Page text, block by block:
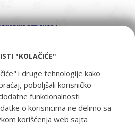
ljubimci zaslužuju samo najbolje -
i hrana za kućne ljubimce Beograd.
"KOLAČIĆE"
i druge tehnologije kako
poboljšali korisničko
funkcionalnosti
o korisnicima ne delimo sa
korišćenja web sajta